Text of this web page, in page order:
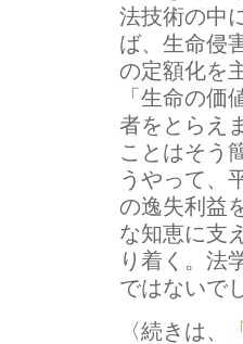
法技術の中
ば、生命侵
の定額化を
「生命の
者をとらえ
ことはそう
うやって、
の逸失利益
な知恵に支
り着く。法
ではないで
〈続きは、